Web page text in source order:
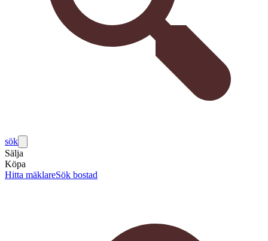
sök
Sälja
Köpa
Hitta mäklareSök bostad